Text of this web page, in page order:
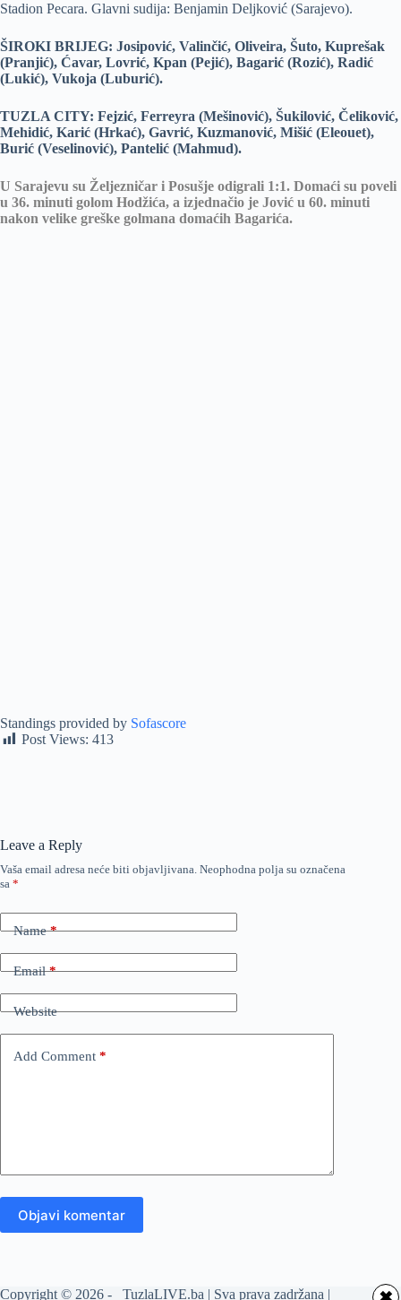
Stadion Pecara. Glavni sudija: Benjamin Deljković (Sarajevo).
ŠIROKI BRIJEG: Josipović, Valinčić, Oliveira, Šuto, Kuprešak
(Pranjić), Ćavar, Lovrić, Kpan (Pejić), Bagarić (Rozić), Radić
(Lukić), Vukoja (Luburić).
TUZLA CITY: Fejzić, Ferreyra (Mešinović), Šukilović, Čeliković,
Mehidić, Karić (Hrkać), Gavrić, Kuzmanović, Mišić (Eleouet),
Burić (Veselinović), Pantelić (Mahmud).
U Sarajevu su Željezničar i Posušje odigrali 1:1. Domaći su poveli
u 36. minuti golom Hodžića, a izjednačio je Jović u 60. minuti
nakon velike greške golmana domaćih Bagarića.
Standings provided by Sofascore
Post Views: 413
Leave a Reply
Vaša email adresa neće biti objavljivana. Neophodna polja su označena
sa *
Name*
Email*
Website
Add Comment *
Objavi komentar
Copyright © 2026 - TuzlaLIVE.ba | Sva prava zadržana |